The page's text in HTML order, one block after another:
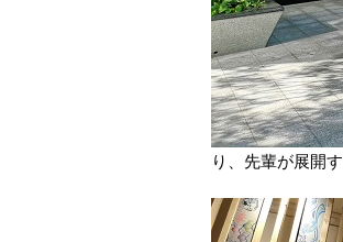
り、先輩が展開